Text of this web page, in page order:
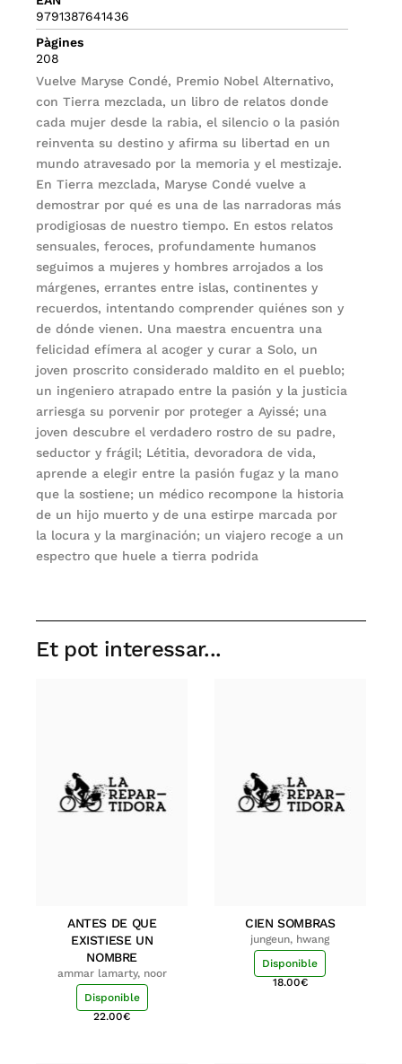
9791387641436
Pàgines
208
Vuelve Maryse Condé, Premio Nobel Alternativo,
con Tierra mezclada, un libro de relatos donde
cada mujer desde la rabia, el silencio o la pasión
reinventa su destino y afirma su libertad en un
mundo atravesado por la memoria y el mestizaje.
En Tierra mezclada, Maryse Condé vuelve a
demostrar por qué es una de las narradoras más
prodigiosas de nuestro tiempo. En estos relatos
sensuales, feroces, profundamente humanos
seguimos a mujeres y hombres arrojados a los
márgenes, errantes entre islas, continentes y
recuerdos, intentando comprender quiénes son y
de dónde vienen. Una maestra encuentra una
felicidad efímera al acoger y curar a Solo, un
joven proscrito considerado maldito en el pueblo;
un ingeniero atrapado entre la pasión y la justicia
arriesga su porvenir por proteger a Ayissé; una
joven descubre el verdadero rostro de su padre,
seductor y frágil; Létitia, devoradora de vida,
aprende a elegir entre la pasión fugaz y la mano
que la sostiene; un médico recompone la historia
de un hijo muerto y de una estirpe marcada por
la locura y la marginación; un viajero recoge a un
espectro que huele a tierra podrida
Et pot interessar...
ANTES DE QUE
EXISTIESE UN
NOMBRE
ammar lamarty, noor
Disponible
22.00€
CIEN SOMBRAS
jungeun, hwang
Disponible
18.00€